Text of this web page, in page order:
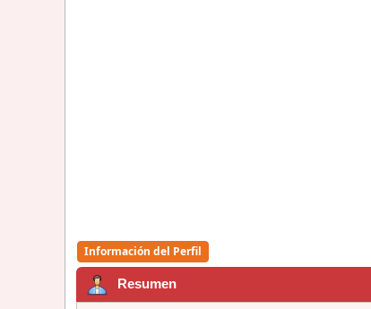
Información del Perfil
Resumen